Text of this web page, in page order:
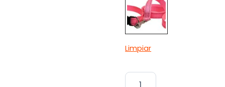
Limpiar
Correa